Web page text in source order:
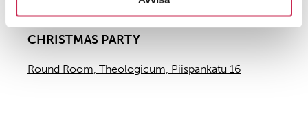
CHRISTMAS PARTY
Round Room, Theologicum, Piispankatu 16